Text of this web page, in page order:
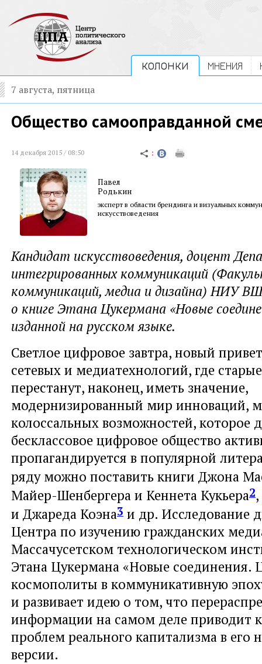
КОЛОНКИ МНЕНИЯ
7 августа, пятница
Общество самооправданной
14 декабря 2015 / 08:50
Павел
Родькин
эксперт в области брендинга и визуальных
искусствоведения
Кандидат искусствоведения, доцент
интегрированных коммуникаций
коммуникаций, медиа и дизайна) НИУ
о книге Этана Цукермана «Новые
изданной на русском языке.
Светлое цифровое завтра, новый
сетевых и медиатехнологий, где
перестанут, наконец, иметь значение,
модернизированный мир инноваций,
колоссальных возможностей, которое
бесклассовое цифровое общество
пропагандируется в популярной
ряду можно поставить книги Джона
Майер-Шенбергера и Кеннета Кукьера2
и Джареда Коэна3 и др. Исследование
Центра по изучению гражданских
Массачусетском технологическом
Этана Цукермана «Новые соединения.
космополиты в коммуникативную
и развивает идею о том, что
информации на самом деле приводит
проблем реального капитализма в его
версии.